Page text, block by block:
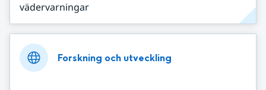
vädervarningar
Forskning och utveckling